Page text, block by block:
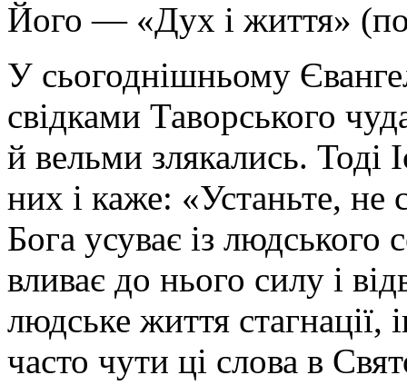
Його — «Дух і життя»
У сьогоднішньому
свідками Таворського
й вельми злякались. Тоді
них і каже: «Устаньте,
Бога усуває із людського
вливає до нього силу і
людське життя стагнації,
часто чути ці слова в